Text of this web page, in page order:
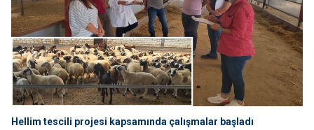
Hellim tescili projesi kapsamında çalışmalar başladı